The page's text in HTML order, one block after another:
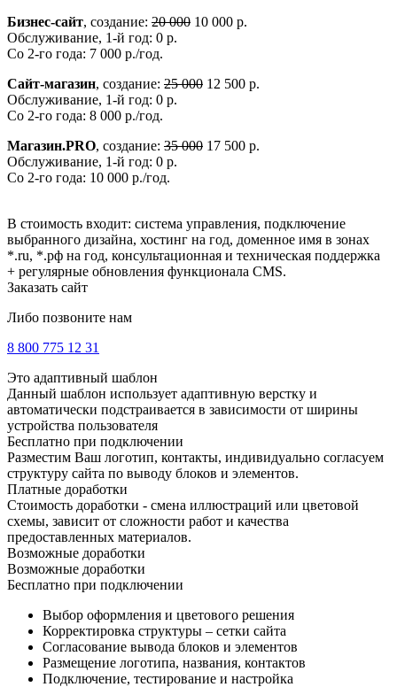
Бизнес-сайт, создание: 20 000 10 000 р.
Обслуживание, 1-й год: 0 р.
Со 2-го года: 7 000 р./год.
Сайт-магазин, создание: 25 000 12 500 р.
Обслуживание, 1-й год: 0 р.
Со 2-го года: 8 000 р./год.
Магазин.PRO, создание: 35 000 17 500 р.
Обслуживание, 1-й год: 0 р.
Со 2-го года: 10 000 р./год.
В стоимость входит: система управления, подключение
выбранного дизайна, хостинг на год, доменное имя в зонах
*.ru, *.рф на год, консультационная и техническая поддержка
+ регулярные обновления функционала CMS.
Заказать сайт
Либо позвоните нам
8 800 775 12 31
Это адаптивный шаблон
Данный шаблон использует адаптивную верстку и
автоматически подстраивается в зависимости от ширины
устройства пользователя
Бесплатно при подключении
Разместим Ваш логотип, контакты, индивидуально согласуем
структуру сайта по выводу блоков и элементов.
Платные доработки
Стоимость доработки - смена иллюстраций или цветовой
схемы, зависит от сложности работ и качества
предоставленных материалов.
Возможные доработки
Возможные доработки
Бесплатно при подключении
Выбор оформления и цветового решения
Корректировка структуры – сетки сайта
Согласование вывода блоков и элементов
Размещение логотипа, названия, контактов
Подключение, тестирование и настройка